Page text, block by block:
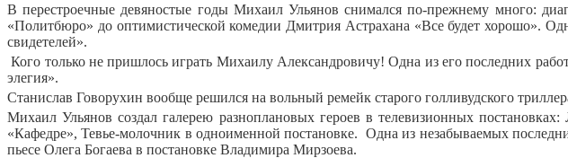
В перестроечные девяностые годы Михаил Ульянов снимался по-прежнему много:
«Политбюро» до оптимистической комедии Дмитрия Астрахана «Все будет хорошо».
свидетелей».
Кого только не пришлось играть Михаилу Александровичу! Одна из его последних
элегия».
Станислав Говорухин вообще решился на вольный ремейк старого голливудского
Михаил Ульянов создал галерею разноплановых героев в телевизионных
«Кафедре», Тевье-молочник в одноименной постановке. Одна из незабываемых
пьесе Олега Богаева в постановке Владимира Мирзоева.